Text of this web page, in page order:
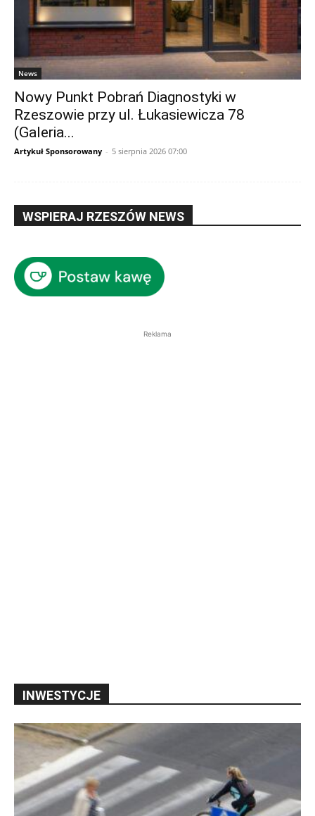
News
Nowy Punkt Pobrań Diagnostyki w
Rzeszowie przy ul. Łukasiewicza 78
(Galeria...
Artykuł Sponsorowany - 5 sierpnia 2026 07:00
WSPIERAJ RZESZÓW NEWS
Reklama
INWESTYCJE